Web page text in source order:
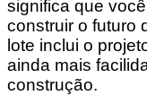
significa que
construir o futuro
lote inclui o
ainda mais
construção.